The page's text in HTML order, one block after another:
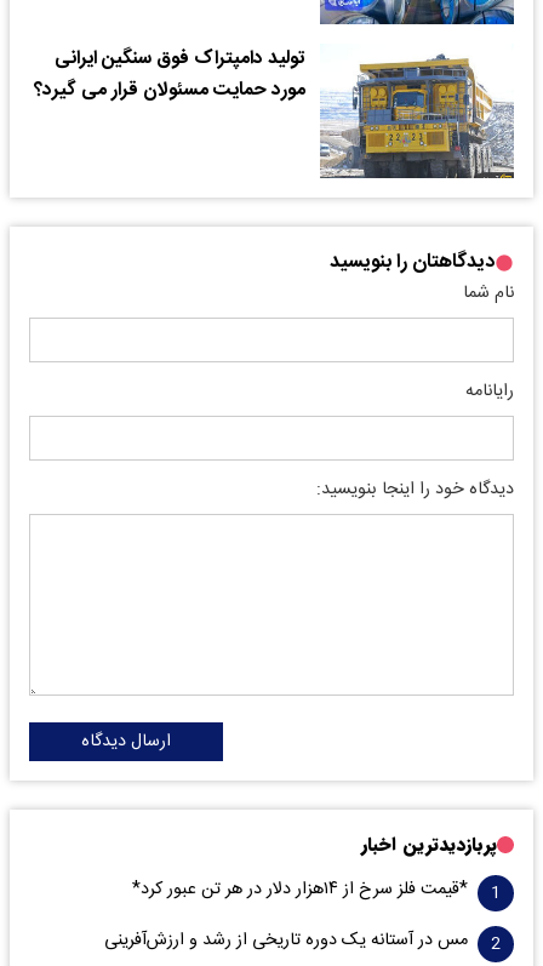
تولید دامپتراک فوق سنگین ایرانی
مورد حمایت مسئولان قرار می گیرد؟
دیدگاهتان را بنویسید
نام شما
رایانامه
دیدگاه خود را اینجا بنویسید:
ارسال دیدگاه
پربازدیدترین اخبار
*قیمت فلز سرخ از ۱۴هزار دلار در هر تن عبور کرد*
مس در آستانه یک دوره تاریخی از رشد و ارزش‌آفرینی